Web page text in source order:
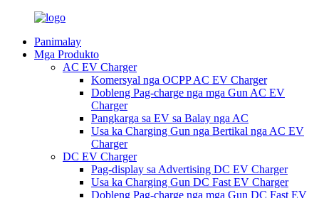
Panimalay
Mga Produkto
AC EV Charger
Komersyal nga OCPP AC EV Charger
Dobleng Pag-charge nga mga Gun AC EV
Charger
Pangkarga sa EV sa Balay nga AC
Usa ka Charging Gun nga Bertikal nga AC EV
Charger
DC EV Charger
Pag-display sa Advertising DC EV Charger
Usa ka Charging Gun DC Fast EV Charger
Dobleng Pag-charge nga mga Gun DC Fast EV